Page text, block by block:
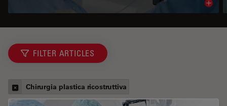
FILTER ARTICLES
Chirurgia plastica ricostruttiva